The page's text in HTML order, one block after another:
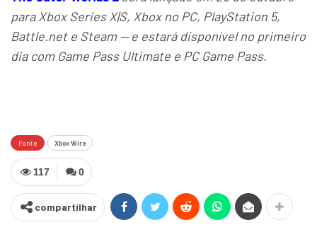
para Xbox Series X|S, Xbox no PC, PlayStation 5,
Battle.net e Steam — e estará disponível no primeiro
dia com Game Pass Ultimate e PC Game Pass.
Fonte Xbox Wire
0
117
compartilhar